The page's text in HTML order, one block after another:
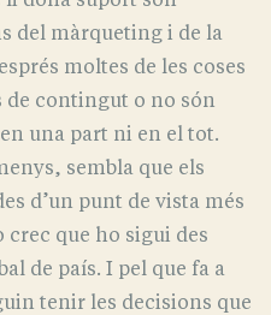
del màrqueting i de la
moltes de les coses
de contingut o no són
una part ni en el tot.
sembla que els
d’un punt de vista més
que ho sigui des
de país. I pel que fa a
tenir les decisions que